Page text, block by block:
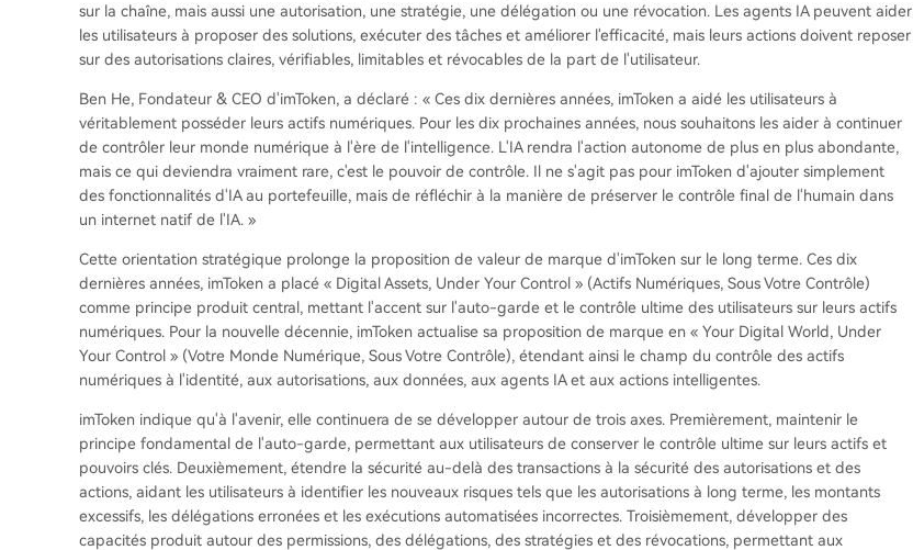
sur la chaîne, mais aussi une autorisation, une stratégie, une délégation ou une révocation. Les agents IA peuvent aider
les utilisateurs à proposer des solutions, exécuter des tâches et améliorer l'efficacité, mais leurs actions doivent reposer
sur des autorisations claires, vérifiables, limitables et révocables de la part de l'utilisateur.
Ben He, Fondateur & CEO d'imToken, a déclaré : « Ces dix dernières années, imToken a aidé les utilisateurs à
véritablement posséder leurs actifs numériques. Pour les dix prochaines années, nous souhaitons les aider à continuer
de contrôler leur monde numérique à l'ère de l'intelligence. L'IA rendra l'action autonome de plus en plus abondante,
mais ce qui deviendra vraiment rare, c'est le pouvoir de contrôle. Il ne s'agit pas pour imToken d'ajouter simplement
des fonctionnalités d'IA au portefeuille, mais de réfléchir à la manière de préserver le contrôle final de l'humain dans
un internet natif de l'IA. »
Cette orientation stratégique prolonge la proposition de valeur de marque d'imToken sur le long terme. Ces dix
dernières années, imToken a placé « Digital Assets, Under Your Control » (Actifs Numériques, Sous Votre Contrôle)
comme principe produit central, mettant l'accent sur l'auto-garde et le contrôle ultime des utilisateurs sur leurs actifs
numériques. Pour la nouvelle décennie, imToken actualise sa proposition de marque en « Your Digital World, Under
Your Control » (Votre Monde Numérique, Sous Votre Contrôle), étendant ainsi le champ du contrôle des actifs
numériques à l'identité, aux autorisations, aux données, aux agents IA et aux actions intelligentes.
imToken indique qu'à l'avenir, elle continuera de se développer autour de trois axes. Premièrement, maintenir le
principe fondamental de l'auto-garde, permettant aux utilisateurs de conserver le contrôle ultime sur leurs actifs et
pouvoirs clés. Deuxièmement, étendre la sécurité au-delà des transactions à la sécurité des autorisations et des
actions, aidant les utilisateurs à identifier les nouveaux risques tels que les autorisations à long terme, les montants
excessifs, les délégations erronées et les exécutions automatisées incorrectes. Troisièmement, développer des
capacités produit autour des permissions, des délégations, des stratégies et des révocations, permettant aux